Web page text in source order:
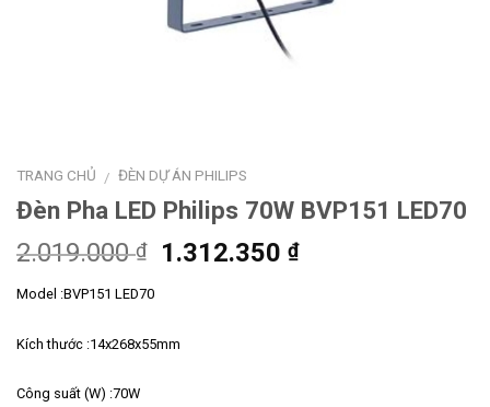
TRANG CHỦ / ĐÈN DỰ ÁN PHILIPS
Đèn Pha LED Philips 70W BVP151 LED70
2.019.000₫
Giá
1.312.350₫Giá
Model :BVP151 LED70
Kích thước :14x268x55mm
Công suất (W) :70W